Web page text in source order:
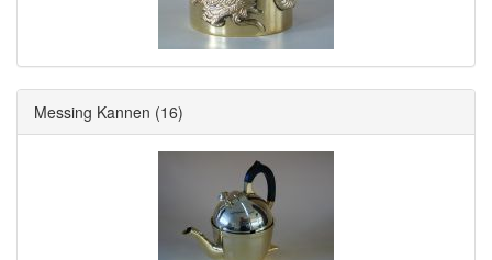
Messing Kannen (16)